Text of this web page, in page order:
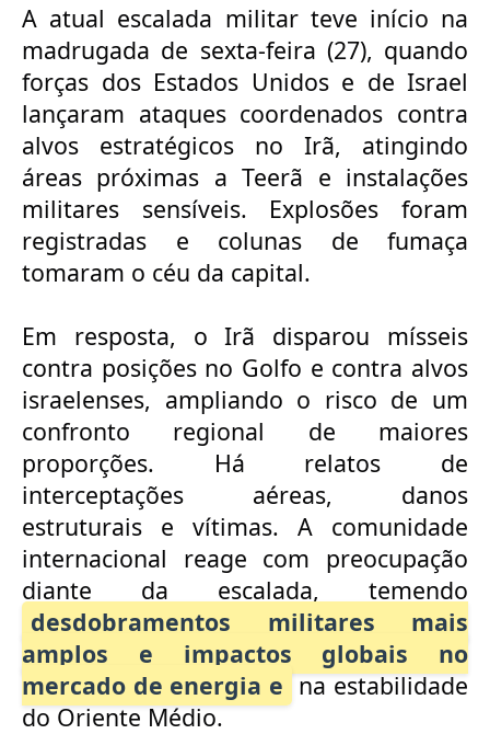
A atual escalada militar teve início na
madrugada de sexta-feira (27), quando
forças dos Estados Unidos e de Israel
lançaram ataques coordenados contra
alvos estratégicos no Irã, atingindo
áreas próximas a Teerã e instalações
militares sensíveis. Explosões foram
registradas e colunas de fumaça
tomaram o céu da capital.
Em resposta, o Irã disparou mísseis
contra posições no Golfo e contra alvos
israelenses, ampliando o risco de um
confronto regional de maiores
proporções. Há relatos de
interceptações aéreas, danos
estruturais e vítimas. A comunidade
internacional reage com preocupação
diante da escalada, temendo
desdobramentos militares mais
amplos e impactos globais no
mercado de energia e na estabilidade
do Oriente Médio.